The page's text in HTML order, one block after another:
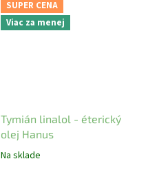
SUPER CENA
Viac za menej
Tymián linalol - éterický
olej Hanus
Na sklade